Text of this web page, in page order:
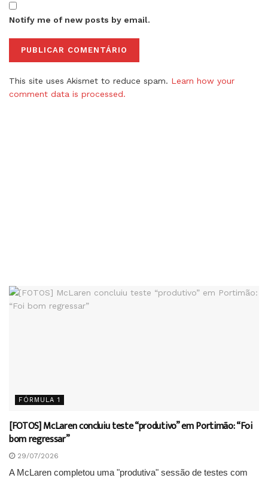
Notify me of new posts by email.
This site uses Akismet to reduce spam. Learn how your
comment data is processed.
FÓRMULA 1
[FOTOS] McLaren concluiu teste “produtivo” em Portimão: “Foi
bom regressar”
29/07/2026
A McLaren completou uma "produtiva" sessão de testes com